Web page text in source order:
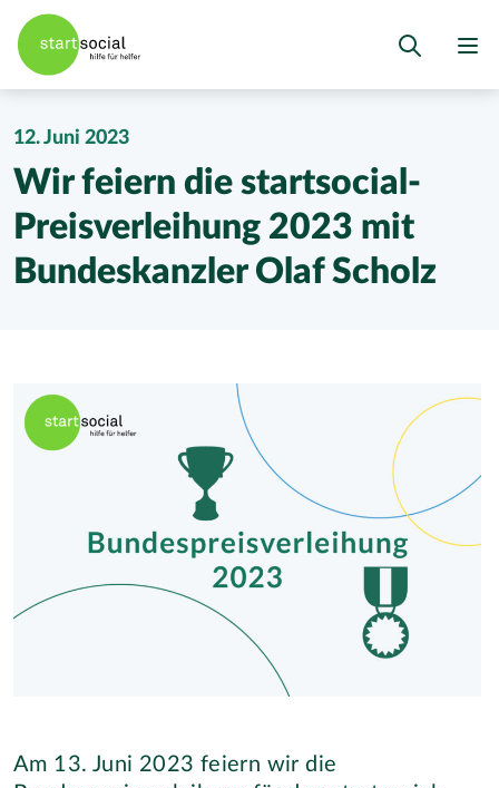
12. Juni 2023
Wir feiern die startsocial-
Preisverleihung 2023 mit
Bundeskanzler Olaf Scholz
Am 13. Juni 2023 feiern wir die